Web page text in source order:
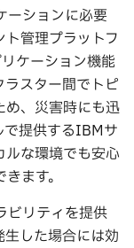
ションに必要
管理プラットフ
ケーション機能
スター間でトピ
め、災害時にも迅
で提供するIBMサ
な環境でも安心
ます。
ビリティを提供
した場合には効